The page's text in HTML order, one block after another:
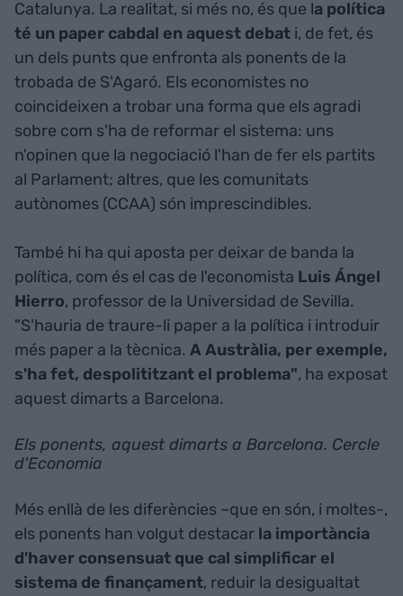
Catalunya. La realitat, si més no, és que la política
té un paper cabdal en aquest debat i, de fet, és
un dels punts que enfronta als ponents de la
trobada de S'Agaró. Els economistes no
coincideixen a trobar una forma que els agradi
sobre com s'ha de reformar el sistema: uns
n'opinen que la negociació l'han de fer els partits
al Parlament; altres, que les comunitats
autònomes (CCAA) són imprescindibles.
També hi ha qui aposta per deixar de banda la
política, com és el cas de l'economista Luis Ángel
Hierro, professor de la Universidad de Sevilla.
"S'hauria de traure-li paper a la política i introduir
més paper a la tècnica. A Austràlia, per exemple,
s'ha fet, despolititzant el problema", ha exposat
aquest dimarts a Barcelona.
Els ponents, aquest dimarts a Barcelona. Cercle
d'Economia
Més enllà de les diferències –que en són, i moltes-,
els ponents han volgut destacar la importància
d'haver consensuat que cal simplificar el
sistema de finançament, reduir la desigualtat